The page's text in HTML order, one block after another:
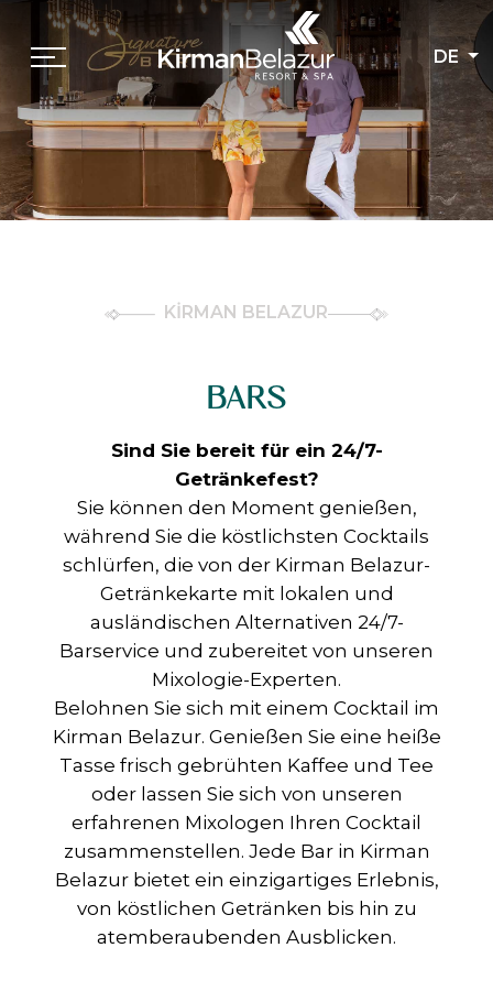
DE
KİRMAN BELAZUR
BARS
Sind Sie bereit für ein 24/7-
Getränkefest?
Sie können den Moment genießen,
während Sie die köstlichsten Cocktails
schlürfen, die von der Kirman Belazur-
Getränkekarte mit lokalen und
ausländischen Alternativen 24/7-
Barservice und zubereitet von unseren
Mixologie-Experten.
Belohnen Sie sich mit einem Cocktail im
Kirman Belazur. Genießen Sie eine heiße
Tasse frisch gebrühten Kaffee und Tee
oder lassen Sie sich von unseren
erfahrenen Mixologen Ihren Cocktail
zusammenstellen. Jede Bar in Kirman
Belazur bietet ein einzigartiges Erlebnis,
von köstlichen Getränken bis hin zu
atemberaubenden Ausblicken.